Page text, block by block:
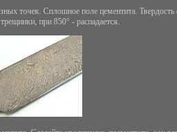
точек. Сплошное поле цементита.
при 850° - распадается.